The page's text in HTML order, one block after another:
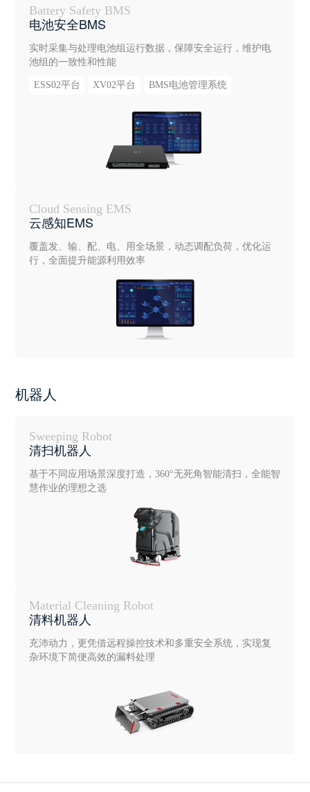
Battery Safety BMS
电池安全BMS
实时采集与处理电池组运行数据，保障安全运行，维护电
池组的一致性和性能
ESS02平台 XV02平台 BMS电池管理系统
Cloud Sensing EMS
云感知EMS
覆盖发、输、配、电、用全场景，动态调配负荷，优化运
行，全面提升能源利用效率
机器人
Sweeping Robot
清扫机器人
基于不同应用场景深度打造，360°无死角智能清扫，全能智
慧作业的理想之选
Material Cleaning Robot
清料机器人
充沛动力，更凭借远程操控技术和多重安全系统，实现复
杂环境下简便高效的漏料处理